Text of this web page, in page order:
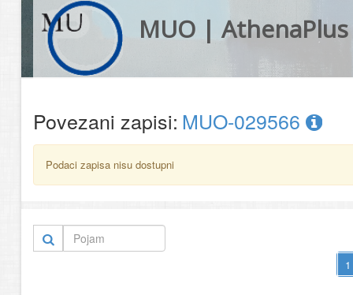
MUO | AthenaPlus
Povezani zapisi: MUO-029566
Podaci zapisa nisu dostupni